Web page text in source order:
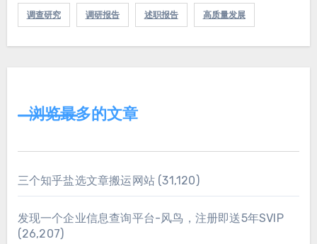
调查研究 调研报告 述职报告 高质量发展
浏览最多的文章
三个知乎盐选文章搬运网站 (31,120)
发现一个企业信息查询平台-风鸟，注册即送5年SVIP
(26,207)